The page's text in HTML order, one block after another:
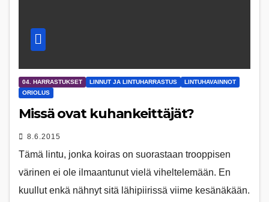
04. HARRASTUKSET LINNUT JA LINTUHARRASTUS
LINTUHAVAINNOT
ORIOLUS
Missä ovat kuhankeittäjät?
8.6.2015
Tämä lintu, jonka koiras on suorastaan trooppisen
värinen ei ole ilmaantunut vielä viheltelemään. En
kuullut enkä nähnyt sitä lähipiirissä viime kesänäkään.